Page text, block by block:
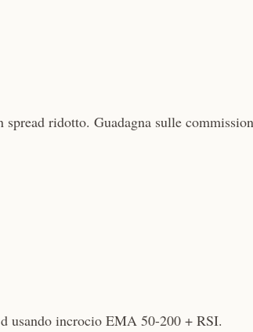
ridotto. Guadagna sulle
usando incrocio EMA 50-200 + RSI.